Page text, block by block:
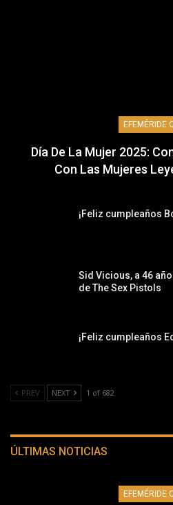
EFEMÉRIDE
Día De La Mujer 2025:
Con Las Mujeres
¡Feliz cumpleaños
Sid Vicious, a 46
de The Sex Pistols
¡Feliz cumpleaños
PREV NEXT 1 of 682
ÚLTIMAS NOTICIAS
EFEMÉRIDE